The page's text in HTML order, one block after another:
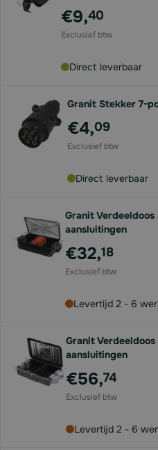
€9,40
Direct leverbaar
Granit Stekker 7-
€4,09
Direct leverbaar
Granit Verdeeldoos
aansluitingen
€32,18
Levertijd 2 - 6
Granit
aansluitingen
€56,74
Levertijd 2 - 6